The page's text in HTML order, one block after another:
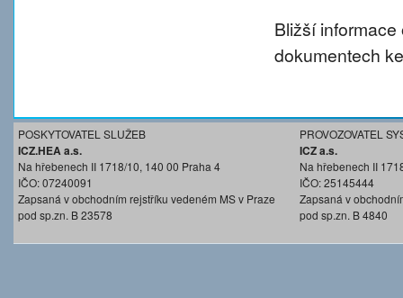
Bližší
dokumentech
POSKYTOVATEL SLUŽEB
ICZ.HEA a.s.
Na hřebenech II 1718/10, 140 00 Praha 4
IČO: 07240091
Zapsaná v obchodním rejstříku vedeném MS v Praze
pod sp.zn. B 23578
PROVOZOVATEL
ICZ a.s.
Na hřebenech II
IČO: 25145444
Zapsaná v
pod sp.zn. B 4840